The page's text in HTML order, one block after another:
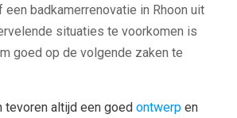
badkamerrenovatie in Rhoon uit
situaties te voorkomen is
goed op de volgende zaken te
tevoren altijd een goed ontwerp en